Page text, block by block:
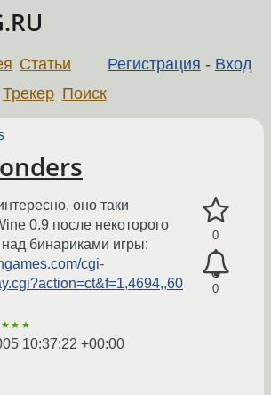
Регистрация - Вход
Статьи
Трекер Поиск
0
0
оно таки
0.9 после некоторого
над бинариками игры:
cgi-
10:37:22 +00:00